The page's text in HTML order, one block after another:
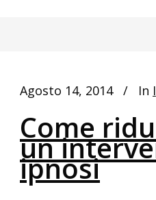
Agosto 14, 2014 In
Come
un
ipnosi